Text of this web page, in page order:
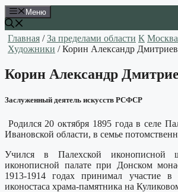
Меню
Главная /За пределами области К
Художники / Корин Александр
Корин Александр
Заслуженный деятель искусств РСФСР
Родился 20 октября 1895 года в селе
Ивановской области, в семье
Учился в Палехской иконописной
иконописной палате при Донском
1913-1914 годах принимал участие в
иконостаса храма-памятника на